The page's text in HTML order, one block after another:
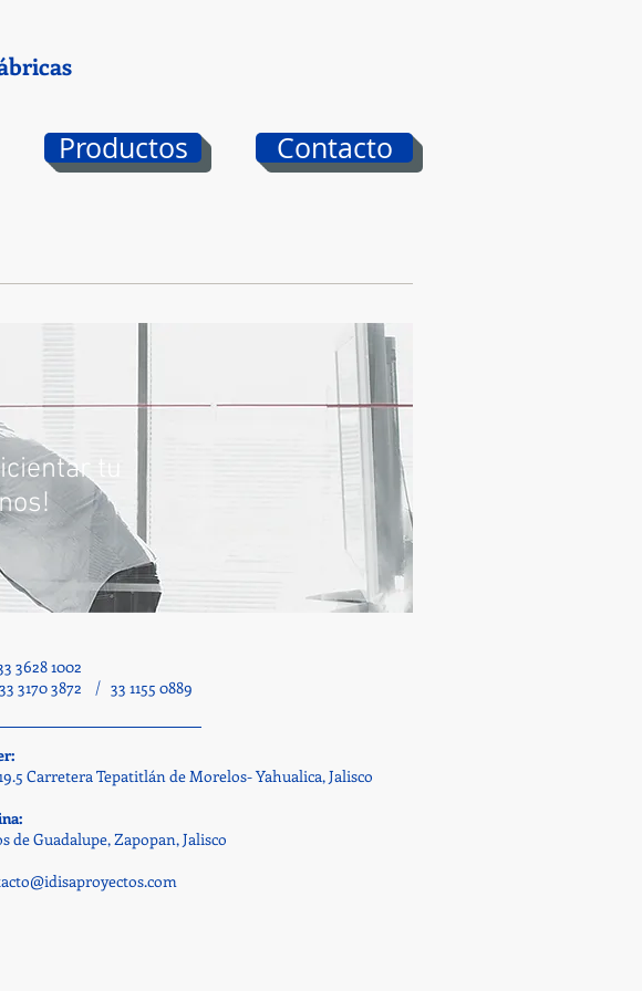
Productos Contacto
tu
3628 1002
3170 3872 / 33 1155 0889
Carretera Tepatitlán de Morelos- Yahualica, Jalisco
de Guadalupe, Zapopan, Jalisco